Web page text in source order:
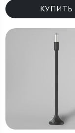
КУПИТЬ